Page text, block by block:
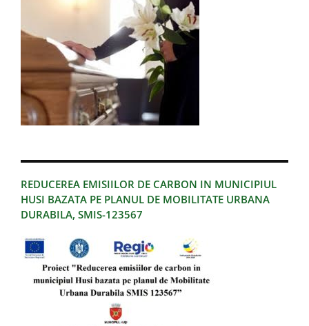
REDUCEREA EMISIILOR DE CARBON IN MUNICIPIUL
HUSI BAZATA PE PLANUL DE MOBILITATE URBANA
DURABILA, SMIS-123567